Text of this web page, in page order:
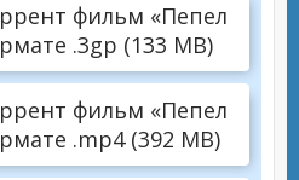
фильм «Пепел
.3gp (133 MB)
фильм «Пепел
.mp4 (392 MB)